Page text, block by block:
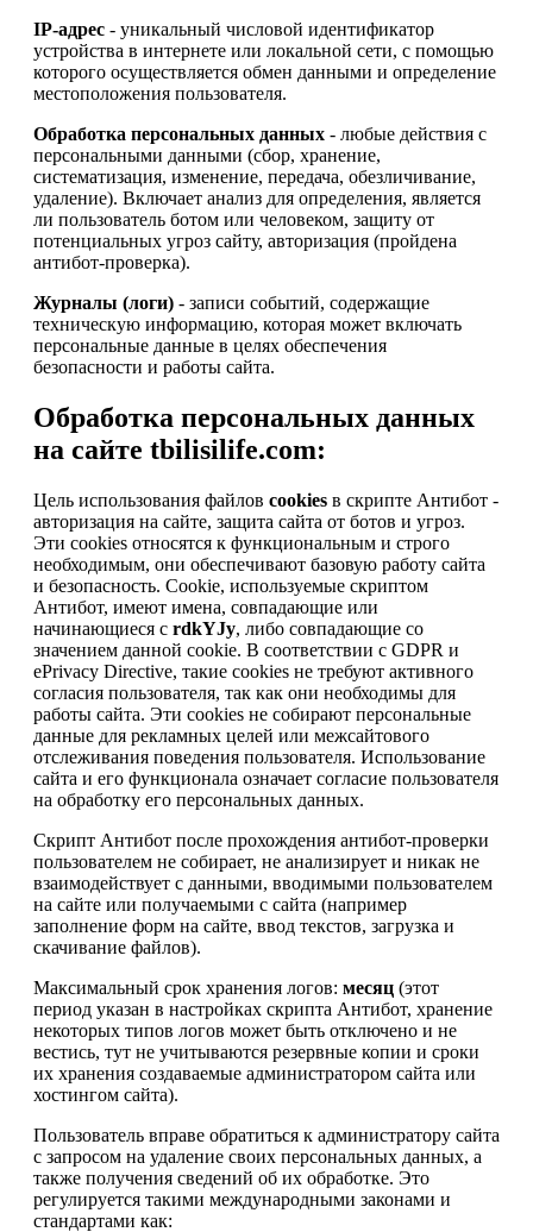
IP-адрес - уникальный числовой идентификатор
устройства в интернете или локальной сети, с помощью
которого осуществляется обмен данными и определение
местоположения пользователя.
Обработка персональных данных - любые действия с
персональными данными (сбор, хранение,
систематизация, изменение, передача, обезличивание,
удаление). Включает анализ для определения, является
ли пользователь ботом или человеком, защиту от
потенциальных угроз сайту, авторизация (пройдена
антибот-проверка).
Журналы (логи) - записи событий, содержащие
техническую информацию, которая может включать
персональные данные в целях обеспечения
безопасности и работы сайта.
Обработка персональных данных
на сайте tbilisilife.com:
Цель использования файлов cookies в скрипте Антибот -
авторизация на сайте, защита сайта от ботов и угроз.
Эти cookies относятся к функциональным и строго
необходимым, они обеспечивают базовую работу сайта
и безопасность. Cookie, используемые скриптом
Антибот, имеют имена, совпадающие или
начинающиеся с rdkYJy, либо совпадающие со
значением данной cookie. В соответствии с GDPR и
ePrivacy Directive, такие cookies не требуют активного
согласия пользователя, так как они необходимы для
работы сайта. Эти cookies не собирают персональные
данные для рекламных целей или межсайтового
отслеживания поведения пользователя. Использование
сайта и его функционала означает согласие пользователя
на обработку его персональных данных.
Скрипт Антибот после прохождения антибот-проверки
пользователем не собирает, не анализирует и никак не
взаимодействует с данными, вводимыми пользователем
на сайте или получаемыми с сайта (например
заполнение форм на сайте, ввод текстов, загрузка и
скачивание файлов).
Максимальный срок хранения логов: месяц (этот
период указан в настройках скрипта Антибот, хранение
некоторых типов логов может быть отключено и не
вестись, тут не учитываются резервные копии и сроки
их хранения создаваемые администратором сайта или
хостингом сайта).
Пользователь вправе обратиться к администратору сайта
с запросом на удаление своих персональных данных, а
также получения сведений об их обработке. Это
регулируется такими международными законами и
стандартами как: